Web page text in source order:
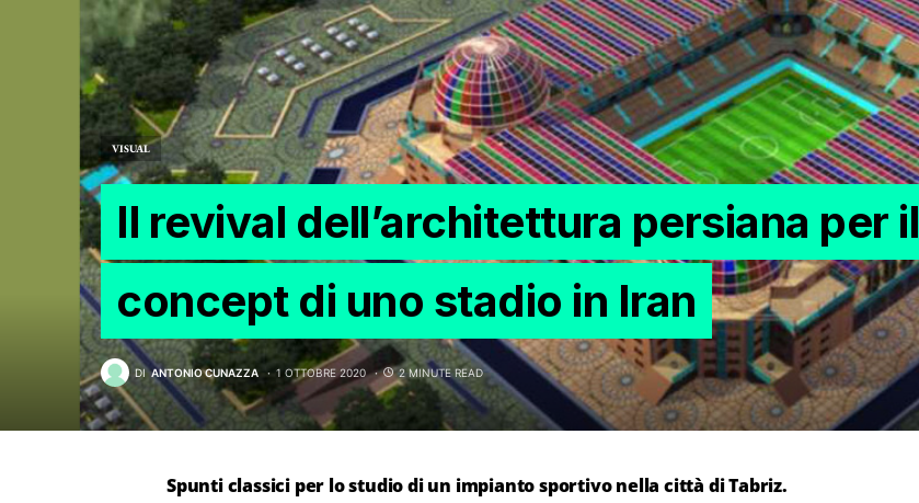
VISUAL
Il revival dell’architettura persiana per il
concept di uno stadio in Iran
DI ANTONIO CUNAZZA 1 OTTOBRE 2020 2 MINUTE READ
Spunti classici per lo studio di un impianto sportivo nella città di Tabriz.